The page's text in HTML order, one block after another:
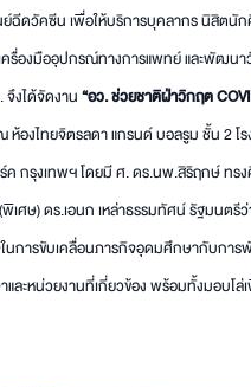
ดวัคซีน เพื่อให้บริการบุคลากร นิสิตนัก
รื่องมืออุปกรณ์ทางการแพทย์ และพัฒน
จึงได้จัดงาน“อว. ช่วยชาติฝ่าวิกฤต
องไทยจิตรลดา แกรนด์ บอลรูม ชั้น 2 โร
กรุงเทพฯ โดยมี ศ. ดร.นพ.สิริฤกษ์ ทร
เศษ) ดร.เอนก เหล่าธรรมทัศน์ รัฐมนตรี
ในการขับเคลื่อนภารกิจอุดมศึกษากับกา
ละหน่วยงานที่เกี่ยวข้อง พร้อมทั้งมอบโ